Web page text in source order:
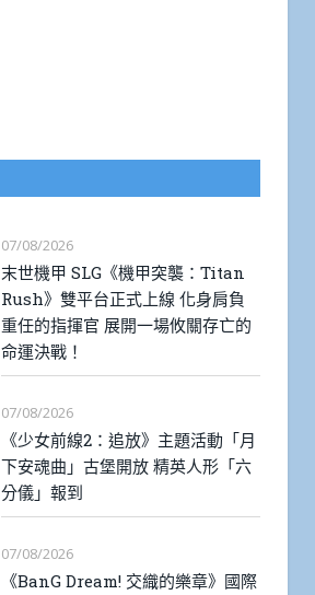
07/08/2026
末世機甲 SLG《機甲突襲：Titan
Rush》雙平台正式上線 化身肩負
重任的指揮官 展開一場攸關存亡的
命運決戰！
07/08/2026
《少女前線2：追放》主題活動「月
下安魂曲」古堡開放 精英人形「六
分儀」報到
07/08/2026
《BanG Dream! 交織的樂章》國際